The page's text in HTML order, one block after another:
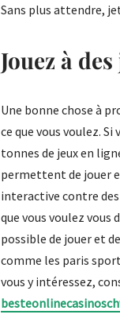
Sans plus attendre,
Jouez à
Une bonne chose à
ce que vous voulez.
tonnes de jeux en
permettent de jouer
interactive contre des
que vous voulez vous
possible de jouer et
comme les paris
vous y intéressez,